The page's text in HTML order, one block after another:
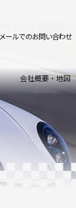
会社概要・地図
company
メールでのお問い合わせ